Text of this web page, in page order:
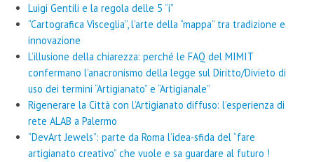
Luigi Gentili e la regola delle 5 “i”
“Cartografica Visceglia”, l’arte della “mappa” tra tradizione e
innovazione
L’illusione della chiarezza: perché le FAQ del MIMIT
confermano l’anacronismo della legge sul Diritto/Divieto di
uso dei termini “Artigianato” e “Artigianale”
Rigenerare la Città con l’Artigianato diffuso: l’esperienza di
rete ALAB a Palermo
“DevArt Jewels”: parte da Roma l’idea-sfida del “fare
artigianato creativo” che vuole e sa guardare al futuro !